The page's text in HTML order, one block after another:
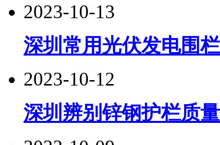
2023-10-13
深圳常用光伏发电围
2023-10-12
深圳辨别锌钢护栏质